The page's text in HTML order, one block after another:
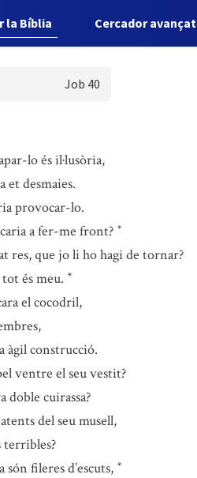
la Bíblia Cercador avançat
Job 40
lo és il·lusòria,
et desmaies.
provocar-lo.
a fer-me front? *
res, que jo li ho hagi de tornar?
tot és meu. *
el cocodril,
àgil construcció.
ventre el seu vestit?
doble cuirassa?
del seu musell,
terribles?
són fileres d’escuts, *